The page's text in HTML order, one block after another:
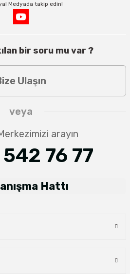
Medyada takip edin!
bir soru mu var ?
Ulaşın
veya
arayın
76 77
Hattı